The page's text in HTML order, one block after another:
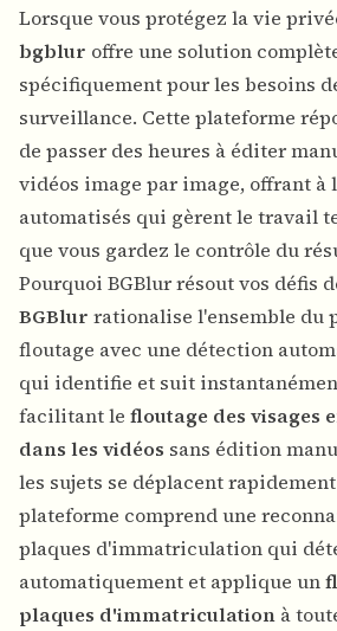
Lorsque vous protégez la vie
bgblur offre une solution
spécifiquement pour les besoins
surveillance. Cette plateforme
de passer des heures à éditer
vidéos image par image, offrant à
automatisés qui gèrent le travail
que vous gardez le contrôle du
Pourquoi BGBlur résout vos défis
BGBlur rationalise l'ensemble du
floutage avec une détection
qui identifie et suit
facilitant le floutage des visages
dans les vidéos sans édition
les sujets se déplacent
plateforme comprend une
plaques d'immatriculation qui
automatiquement et applique un
plaques d'immatriculation à